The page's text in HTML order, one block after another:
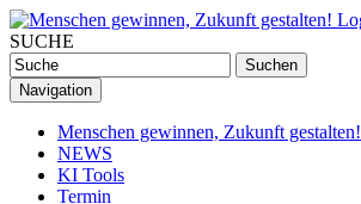
SUCHE
Navigation
Menschen gewinnen, Zukunft gestalten!
NEWS
KI Tools
Termin